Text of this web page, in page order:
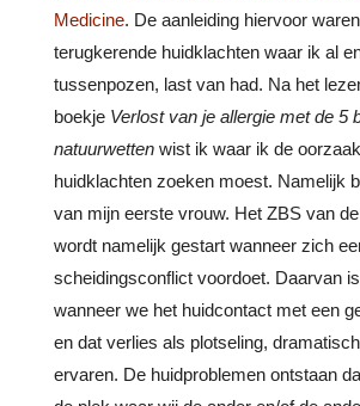
Medicine. De aanleiding hiervoor
terugkerende huidklachten waar ik al
tussenpozen, last van had. Na het
boekje Verlost van je allergie met de 5
natuurwettenwist ik waar ik de
huidklachten zoeken moest. Namelijk
van mijn eerste vrouw. Het ZBS van
wordt namelijk gestart wanneer zich
scheidingsconflict voordoet. Daarvan
wanneer we het huidcontact met een
en dat verlies als plotseling,
ervaren. De huidproblemen ontstaan